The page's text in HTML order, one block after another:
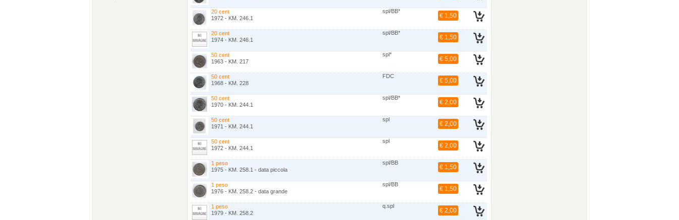
20 cent
spl/BB*
1972 - KM. 246.1
€ 1,50
20 cent
spl/BB*
1974 - KM. 246.1
€ 1,50
50 cent
spl*
1963 - KM. 217
€ 5,00
50 cent
FDC
1968 - KM. 228
€ 5,00
50 cent
spl/BB*
1970 - KM. 244.1
€ 2,00
50 cent
spl
1971 - KM. 244.1
€ 2,00
50 cent
spl
1972 - KM. 244.1
€ 2,00
1 peso
spl/BB
1975 - KM. 258.1 - data piccola
€ 1,50
1 peso
spl/BB
1976 - KM. 258.2 - data grande
€ 1,50
1 peso
q.spl
1979 - KM. 258.2
€ 2,00